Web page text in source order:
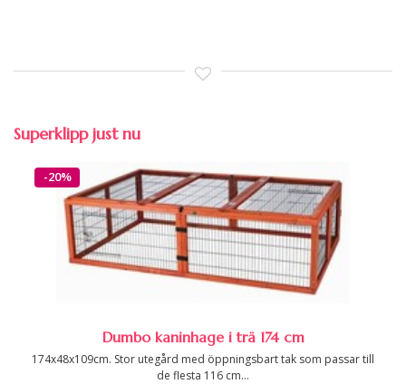
Superklipp just nu
-20%
Dumbo kaninhage i trä 174 cm
174x48x109cm. Stor utegård med öppningsbart tak som passar till
de flesta 116 cm...